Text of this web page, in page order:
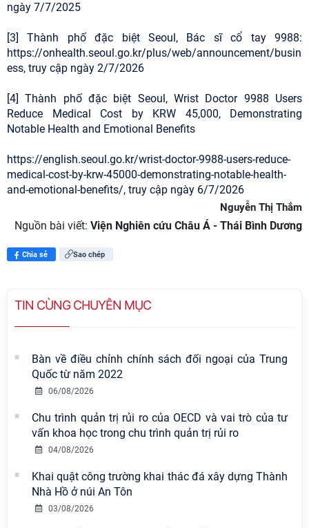
ngày 7/7/2025
[3] Thành phố đặc biệt Seoul, Bác sĩ cổ tay 9988:
https://onhealth.seoul.go.kr/plus/web/announcement/busin
ess, truy cập ngày 2/7/2026
[4] Thành phố đặc biệt Seoul, Wrist Doctor 9988 Users
Reduce Medical Cost by KRW 45,000, Demonstrating
Notable Health and Emotional Benefits
https://english.seoul.go.kr/wrist-doctor-9988-users-reduce-
medical-cost-by-krw-45000-demonstrating-notable-health-
and-emotional-benefits/, truy cập ngày 6/7/2026
Nguyễn Thị Thắm
Nguồn bài viết: Viện Nghiên cứu Châu Á - Thái Bình Dương
Chia sẻ Sao chép
TIN CÙNG CHUYÊN MỤC
Bàn về điều chỉnh chính sách đối ngoại của Trung
Quốc từ năm 2022
06/08/2026
Chu trình quản trị rủi ro của OECD và vai trò của tư
vấn khoa học trong chu trình quản trị rủi ro
04/08/2026
Khai quật công trường khai thác đá xây dựng Thành
Nhà Hồ ở núi An Tôn
03/08/2026
Viện Hàn lâm Khoa học xã hội Việt